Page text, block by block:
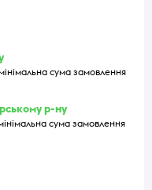
сума замовлення
р-ну
сума замовлення